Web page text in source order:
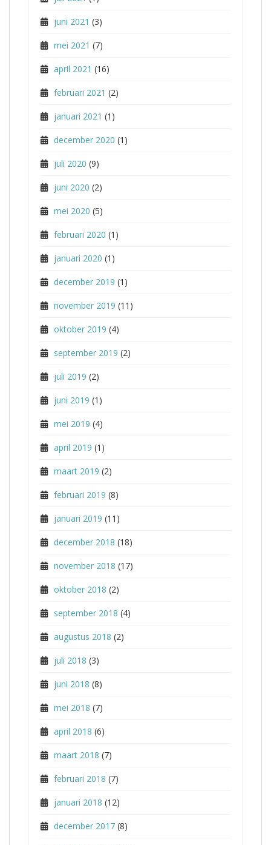
juni 2021 (3)
mei 2021 (7)
april 2021 (16)
februari 2021 (2)
januari 2021 (1)
december 2020 (1)
juli 2020 (9)
juni 2020 (2)
mei 2020 (5)
februari 2020 (1)
januari 2020 (1)
december 2019 (1)
november 2019 (11)
oktober 2019 (4)
september 2019 (2)
juli 2019 (2)
juni 2019 (1)
mei 2019 (4)
april 2019 (1)
maart 2019 (2)
februari 2019 (8)
januari 2019 (11)
december 2018 (18)
november 2018 (17)
oktober 2018 (2)
september 2018 (4)
augustus 2018 (2)
juli 2018 (3)
juni 2018 (8)
mei 2018 (7)
april 2018 (6)
maart 2018 (7)
februari 2018 (7)
januari 2018 (12)
december 2017 (8)